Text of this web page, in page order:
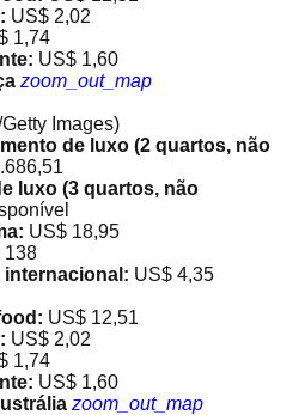
US$ 2,02
1,74
US$ 1,60
zoom_out_map
Images)
de luxo (2 quartos, não
luxo (3 quartos, não
US$ 18,95
138
internacional: US$ 4,35
US$ 12,51
US$ 2,02
1,74
US$ 1,60
zoom_out_map